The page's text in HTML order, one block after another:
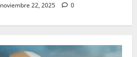
noviembre 22, 2025 0